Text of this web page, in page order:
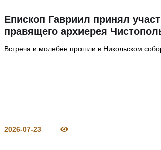
Епископ Гавриил принял
правящего архиерея
Встреча и молебен прошли в Никольском
2026-07-23